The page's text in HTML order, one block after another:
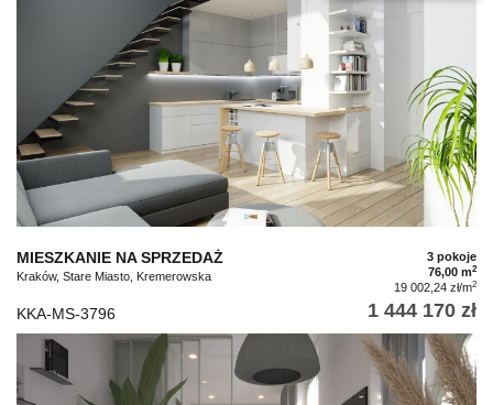
MIESZKANIE NA SPRZEDAŻ
Kraków, Stare Miasto, Kremerowska
3 pokoje
76,00 m2
19 002,24 zł/m2
KKA-MS-3796 1 444 170 zł